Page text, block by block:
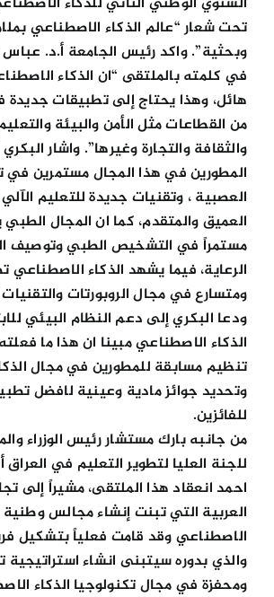
تحت شعار “عالم الذكاء الاصطناعي
وبحثية”. واكد رئيس الجامعة أ.د.
في كلمته بالملتقى “ان الذكاء
هائل، وهذا يحتاج إلى تطبيقات جديدة
من القطاعات مثل الأمن والبيئة
والثقافة والتجارة وغيرها”. واشار
المطورين في هذا المجال مستمرين في
العصبية ، وتقنيات جديدة للتعليم
العميق والمتقدم، كما ان المجال
مستمراً في التشخيص الطبي وتوصيف
الرعاية، فيما يشهد الذكاء الاصطناعي
ومتسارع في مجال الروبورتات والتقنيات
ودعا البكري إلى دعم النظام البيئي
الذكاء الاصطناعي مبينا ان هذا ما
تنظيم مسابقة للمطورين في مجال
وتحديد جوائز مادية وعينية لافضل
للفائزين.
من جانبه بارك مستشار رئيس الوزراء
للجنة العليا لتطوير التعليم في
احمد انعقاد هذا الملتقى، مشيراً إلى
العربية التي تبنت إنشاء مجالس
الاصطناعي وقد قامت فعلياً بتشكيل
والذي بدوره سيتبنى انشاء استراتيجية
ومحفزة في مجال تكنولوجيا الذكاء